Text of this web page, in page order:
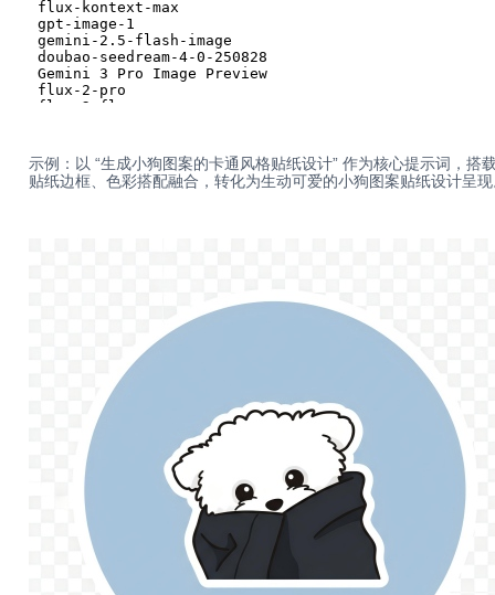
示例：以 “生成小狗图案的卡通风格贴纸设计” 作为核心提示词，
贴纸边框、色彩搭配融合，转化为生动可爱的小狗图案贴纸设计呈